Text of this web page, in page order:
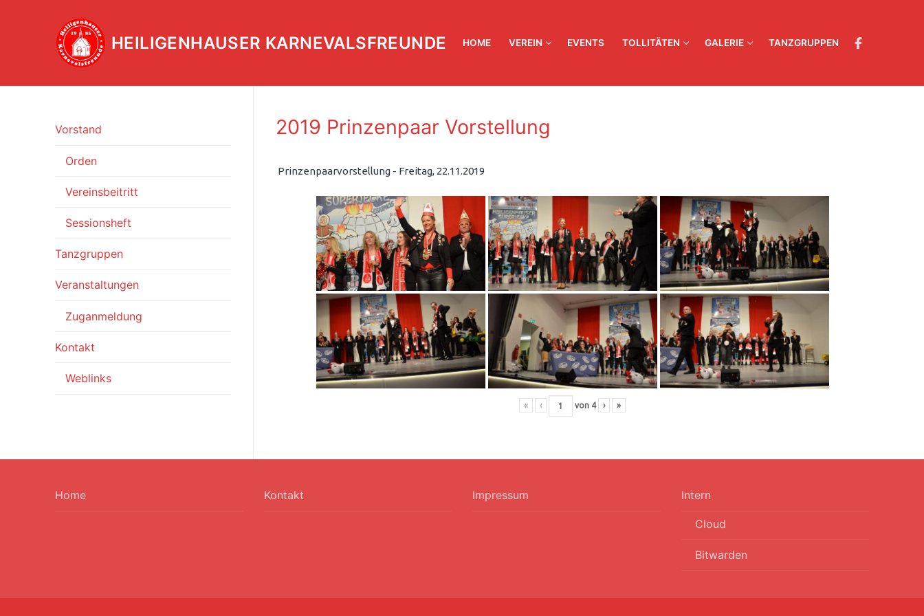
HEILIGENHAUSER KARNEVALSFREUNDE HOME VEREIN EVENTS TOLLITÄTEN GALERIE TANZGRUPPEN
2019 Prinzenpaar Vorstellung
Prinzenpaarvorstellung - Freitag, 22.11.2019
« ‹ von 4 › »
Vorstand
Orden
Vereinsbeitritt
Sessionsheft
Tanzgruppen
Veranstaltungen
Zuganmeldung
Kontakt
Weblinks
Home Kontakt Impressum Intern
Cloud
Bitwarden